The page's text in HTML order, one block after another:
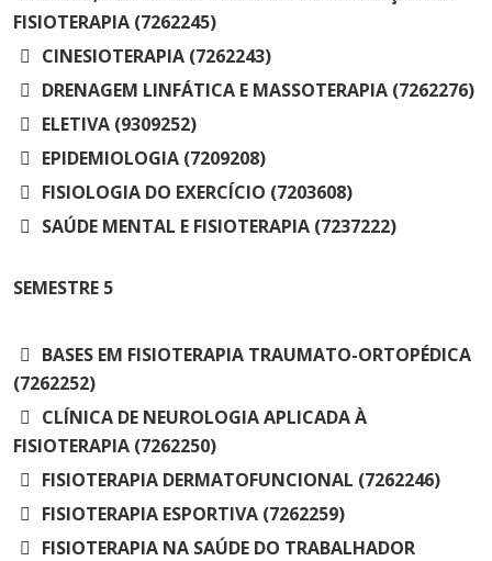
FISIOTERAPIA (7262245)
CINESIOTERAPIA (7262243)
DRENAGEM LINFÁTICA E MASSOTERAPIA (7262276)
ELETIVA (9309252)
EPIDEMIOLOGIA (7209208)
FISIOLOGIA DO EXERCÍCIO (7203608)
SAÚDE MENTAL E FISIOTERAPIA (7237222)
SEMESTRE 5
BASES EM FISIOTERAPIA TRAUMATO-ORTOPÉDICA
(7262252)
CLÍNICA DE NEUROLOGIA APLICADA À
FISIOTERAPIA (7262250)
FISIOTERAPIA DERMATOFUNCIONAL (7262246)
FISIOTERAPIA ESPORTIVA (7262259)
FISIOTERAPIA NA SAÚDE DO TRABALHADOR